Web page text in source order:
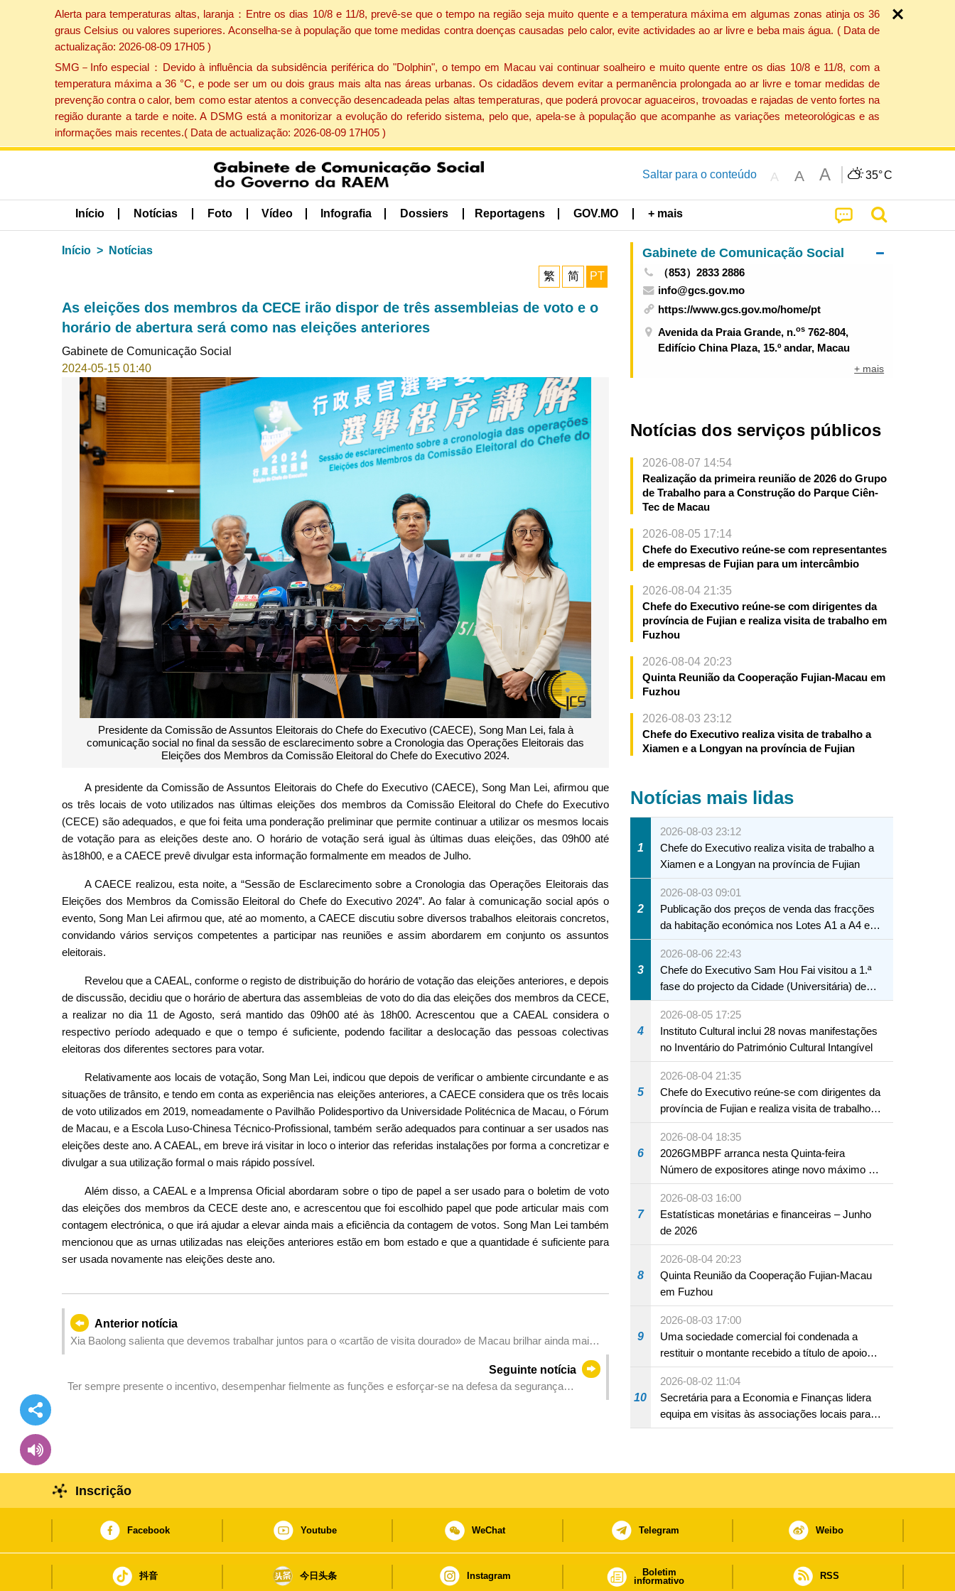
Alerta para temperaturas altas, laranja：Entre os dias 10/8 e 11/8, prevê-se que o tempo na região seja muito quente e a temperatura máxima em algumas zonas atinja os 36
graus Celsius ou valores superiores. Aconselha-se à população que tome medidas contra doenças causadas pelo calor, evite actividades ao ar livre e beba mais água. ( Data de
actualização: 2026-08-09 17H05 )
SMG－Info especial：Devido à influência da subsidência periférica do "Dolphin", o tempo em Macau vai continuar soalheiro e muito quente entre os dias 10/8 e 11/8, com a
temperatura máxima a 36 °C, e pode ser um ou dois graus mais alta nas áreas urbanas. Os cidadãos devem evitar a permanência prolongada ao ar livre e tomar medidas de
prevenção contra o calor, bem como estar atentos a convecção desencadeada pelas altas temperaturas, que poderá provocar aguaceiros, trovoadas e rajadas de vento fortes na
região durante a tarde e noite. A DSMG está a monitorizar a evolução do referido sistema, pelo que, apela-se à população que acompanhe as variações meteorológicas e as
informações mais recentes.( Data de actualização: 2026-08-09 17H05 )
Saltar para o conteúdo A A A 35°C
Início Notícias Foto Vídeo Infografia Dossiers Reportagens GOV.MO + mais
Início Notícias
繁 简 PT
As eleições dos membros da CECE irão dispor de três assembleias de voto e o
horário de abertura será como nas eleições anteriores
Gabinete de Comunicação Social
2024-05-15 01:40
Presidente da Comissão de Assuntos Eleitorais do Chefe do Executivo (CAECE), Song Man Lei, fala à
comunicação social no final da sessão de esclarecimento sobre a Cronologia das Operações Eleitorais das
Eleições dos Membros da Comissão Eleitoral do Chefe do Executivo 2024.
A presidente da Comissão de Assuntos Eleitorais do Chefe do Executivo (CAECE), Song Man Lei, afirmou que
os três locais de voto utilizados nas últimas eleições dos membros da Comissão Eleitoral do Chefe do Executivo
(CECE) são adequados, e que foi feita uma ponderação preliminar que permite continuar a utilizar os mesmos locais
de votação para as eleições deste ano. O horário de votação será igual às últimas duas eleições, das 09h00 até
às18h00, e a CAECE prevê divulgar esta informação formalmente em meados de Julho.
A CAECE realizou, esta noite, a “Sessão de Esclarecimento sobre a Cronologia das Operações Eleitorais das
Eleições dos Membros da Comissão Eleitoral do Chefe do Executivo 2024”. Ao falar à comunicação social após o
evento, Song Man Lei afirmou que, até ao momento, a CAECE discutiu sobre diversos trabalhos eleitorais concretos,
convidando vários serviços competentes a participar nas reuniões e assim abordarem em conjunto os assuntos
eleitorais.
Revelou que a CAEAL, conforme o registo de distribuição do horário de votação das eleições anteriores, e depois
de discussão, decidiu que o horário de abertura das assembleias de voto do dia das eleições dos membros da CECE,
a realizar no dia 11 de Agosto, será mantido das 09h00 até às 18h00. Acrescentou que a CAEAL considera o
respectivo período adequado e que o tempo é suficiente, podendo facilitar a deslocação das pessoas colectivas
eleitoras dos diferentes sectores para votar.
Relativamente aos locais de votação, Song Man Lei, indicou que depois de verificar o ambiente circundante e as
situações de trânsito, e tendo em conta as experiência nas eleições anteriores, a CAECE considera que os três locais
de voto utilizados em 2019, nomeadamente o Pavilhão Polidesportivo da Universidade Politécnica de Macau, o Fórum
de Macau, e a Escola Luso-Chinesa Técnico-Profissional, também serão adequados para continuar a ser usados nas
eleições deste ano. A CAEAL, em breve irá visitar in loco o interior das referidas instalações por forma a concretizar e
divulgar a sua utilização formal o mais rápido possível.
Além disso, a CAEAL e a Imprensa Oficial abordaram sobre o tipo de papel a ser usado para o boletim de voto
das eleições dos membros da CECE deste ano, e acrescentou que foi escolhido papel que pode articular mais com
contagem electrónica, o que irá ajudar a elevar ainda mais a eficiência da contagem de votos. Song Man Lei também
mencionou que as urnas utilizadas nas eleições anteriores estão em bom estado e que a quantidade é suficiente para
ser usada novamente nas eleições deste ano.
Anterior notícia
Xia Baolong salienta que devemos trabalhar juntos para o «cartão de visita dourado» de Macau brilhar ainda mais
Seguinte notícia
Ter sempre presente o incentivo, desempenhar fielmente as funções e esforçar-se na defesa da segurança
Gabinete de Comunicação Social
（853）2833 2886
info@gcs.gov.mo
https://www.gcs.gov.mo/home/pt
Avenida da Praia Grande, n.os 762-804,
Edifício China Plaza, 15.º andar, Macau
+ mais
Notícias dos serviços públicos
2026-08-07 14:54
Realização da primeira reunião de 2026 do Grupo
de Trabalho para a Construção do Parque Ciên-
Tec de Macau
2026-08-05 17:14
Chefe do Executivo reúne-se com representantes
de empresas de Fujian para um intercâmbio
2026-08-04 21:35
Chefe do Executivo reúne-se com dirigentes da
província de Fujian e realiza visita de trabalho em
Fuzhou
2026-08-04 20:23
Quinta Reunião da Cooperação Fujian-Macau em
Fuzhou
2026-08-03 23:12
Chefe do Executivo realiza visita de trabalho a
Xiamen e a Longyan na província de Fujian
Notícias mais lidas
1
2026-08-03 23:12
Chefe do Executivo realiza visita de trabalho a
Xiamen e a Longyan na província de Fujian
2
2026-08-03 09:01
Publicação dos preços de venda das fracções
da habitação económica nos Lotes A1 a A4 e
A12 da Zona A dos Novos Aterros
3
2026-08-06 22:43
Chefe do Executivo Sam Hou Fai visitou a 1.ª
fase do projecto da Cidade (Universitária) de
Educação Internacional de Macau e Hengqin
4
2026-08-05 17:25
Instituto Cultural inclui 28 novas manifestações
no Inventário do Património Cultural Intangível
5
2026-08-04 21:35
Chefe do Executivo reúne-se com dirigentes da
província de Fujian e realiza visita de trabalho
em Fuzhou
6
2026-08-04 18:35
2026GMBPF arranca nesta Quinta-feira
Número de expositores atinge novo máximo em
18 anos
7
2026-08-03 16:00
Estatísticas monetárias e financeiras – Junho
de 2026
8
2026-08-04 20:23
Quinta Reunião da Cooperação Fujian-Macau
em Fuzhou
9
2026-08-03 17:00
Uma sociedade comercial foi condenada a
restituir o montante recebido a título de apoio
pecuniário para combater a epidemia de 2022,
por não ter sido provado que reunia os
requisitos para a sua atribuição
10
2026-08-02 11:04
Secretária para a Economia e Finanças lidera
equipa em visitas às associações locais para
consolidar consensos e promover os trabalhos
Inscrição
Facebook Youtube WeChat Telegram Weibo
抖音 今日头条 Instagram
Boletim
informativo
RSS